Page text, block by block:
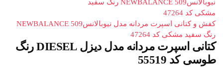
کفش و کتانی اسپرت مردانه مدل نیوبالانس509 NEWBALANCE
رنگ سفید مشکی کد 47264
کتانی اسپرت مردانه مدل دیزل DIESEL رنگ
طوسی کد 55519